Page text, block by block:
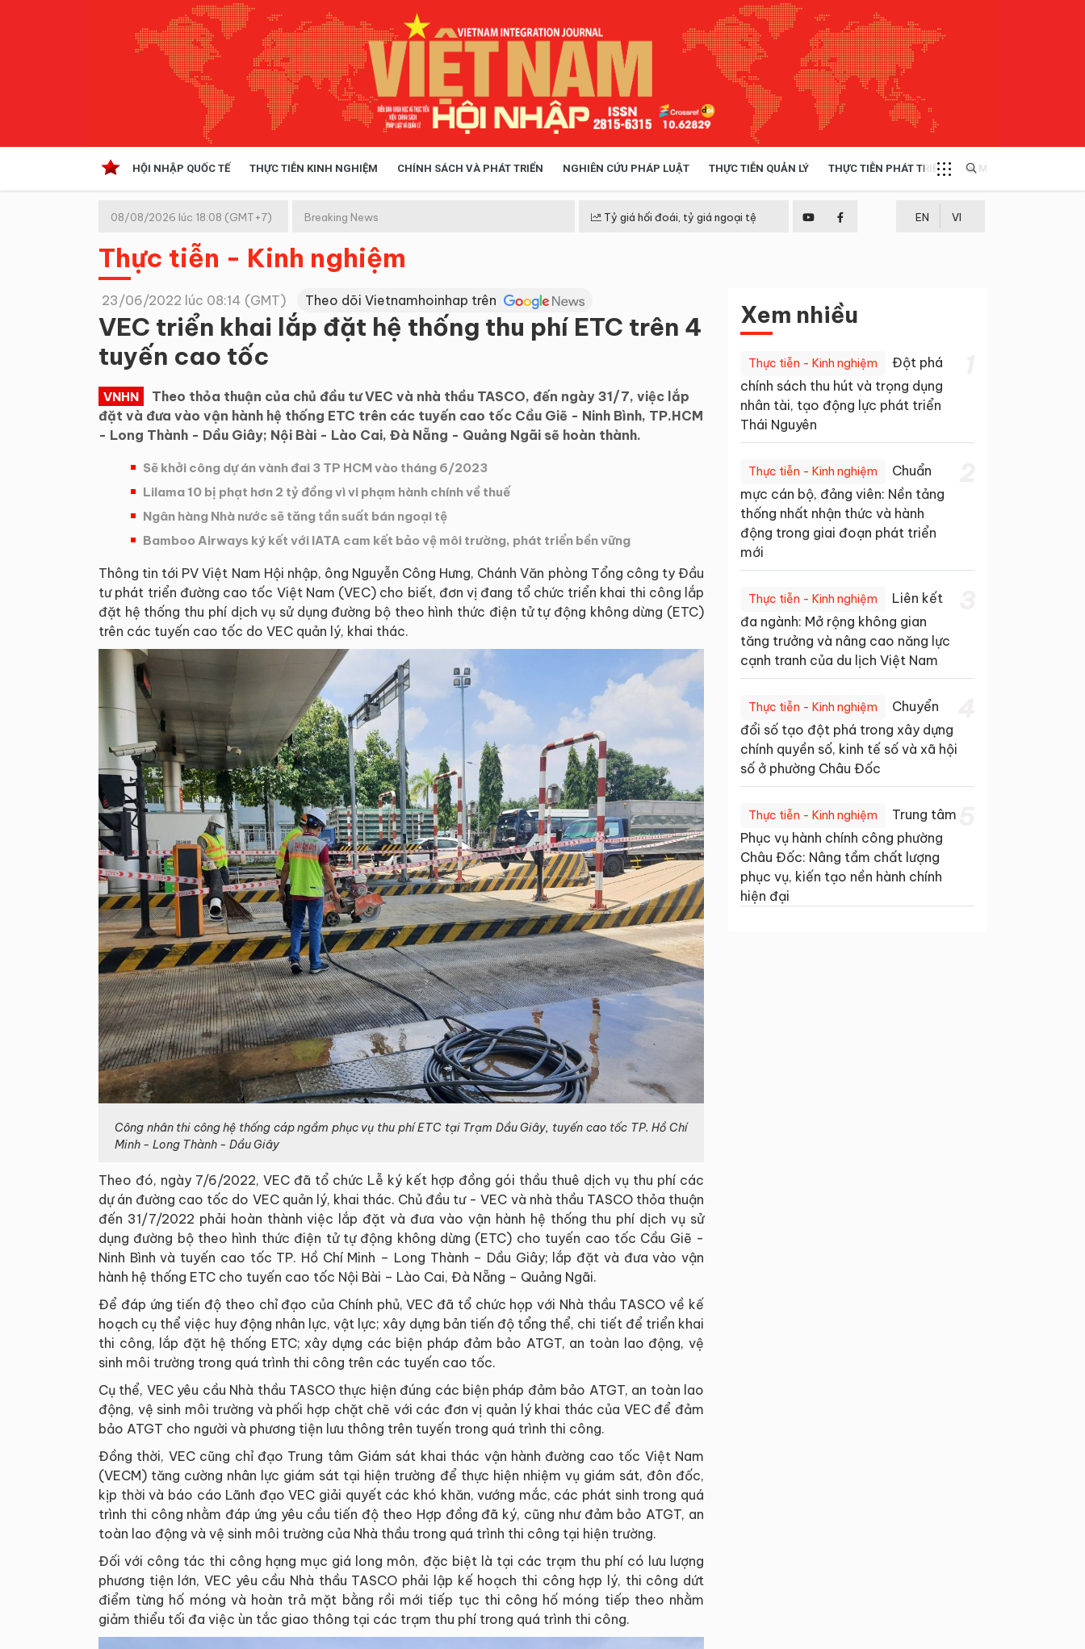
HỘI NHẬP QUỐC TẾ THỰC TIỄN KINH NGHIỆM CHÍNH SÁCH VÀ PHÁT TRIỂN NGHIÊN CỨU PHÁP LUẬT THỰC TIỄN QUẢN LÝ THỰC TIỄN PHÁT TRIỂN MULTIMEDIA
Kinh tế hội nhập
Doanh nghiệp
08/08/2026 lúc 18:08 (GMT+7) Breaking News Tỷ giá hối đoái, tỷ giá ngoại tệ EN VI
Thực tiễn - Kinh nghiệm
23/06/2022 lúc 08:14 (GMT) Theo dõi Vietnamhoinhap trên
VEC triển khai lắp đặt hệ thống thu phí ETC trên 4
tuyến cao tốc
VNHN
Theo thỏa thuận của chủ đầu tư VEC và nhà thầu TASCO, đến ngày 31/7, việc lắp
đặt và đưa vào vận hành hệ thống ETC trên các tuyến cao tốc Cầu Giẽ - Ninh Bình, TP.HCM
- Long Thành - Dầu Giây; Nội Bài - Lào Cai, Đà Nẵng - Quảng Ngãi sẽ hoàn thành.
Sẽ khởi công dự án vành đai 3 TP HCM vào tháng 6/2023
Lilama 10 bị phạt hơn 2 tỷ đồng vì vi phạm hành chính về thuế
Ngân hàng Nhà nước sẽ tăng tần suất bán ngoại tệ
Bamboo Airways ký kết với IATA cam kết bảo vệ môi trường, phát triển bền vững
Thông tin tới PV Việt Nam Hội nhập, ông Nguyễn Công Hưng, Chánh Văn phòng Tổng công ty Đầu
tư phát triển đường cao tốc Việt Nam (VEC) cho biết, đơn vị đang tổ chức triển khai thi công lắp
đặt hệ thống thu phí dịch vụ sử dụng đường bộ theo hình thức điện tử tự động không dừng (ETC)
trên các tuyến cao tốc do VEC quản lý, khai thác.
Công nhân thi công hệ thống cáp ngầm phục vụ thu phí ETC tại Trạm Dầu Giây, tuyến cao tốc TP. Hồ Chí
Minh - Long Thành - Dầu Giây
Theo đó, ngày 7/6/2022, VEC đã tổ chức Lễ ký kết hợp đồng gói thầu thuê dịch vụ thu phí các
dự án đường cao tốc do VEC quản lý, khai thác. Chủ đầu tư - VEC và nhà thầu TASCO thỏa thuận
đến 31/7/2022 phải hoàn thành việc lắp đặt và đưa vào vận hành hệ thống thu phí dịch vụ sử
dụng đường bộ theo hình thức điện tử tự động không dừng (ETC) cho tuyến cao tốc Cầu Giẽ -
Ninh Bình và tuyến cao tốc TP. Hồ Chí Minh – Long Thành – Dầu Giây; lắp đặt và đưa vào vận
hành hệ thống ETC cho tuyến cao tốc Nội Bài – Lào Cai, Đà Nẵng – Quảng Ngãi.
Để đáp ứng tiến độ theo chỉ đạo của Chính phủ, VEC đã tổ chức họp với Nhà thầu TASCO về kế
hoạch cụ thể việc huy động nhân lực, vật lực; xây dựng bản tiến độ tổng thể, chi tiết để triển khai
thi công, lắp đặt hệ thống ETC; xây dựng các biện pháp đảm bảo ATGT, an toàn lao động, vệ
sinh môi trường trong quá trình thi công trên các tuyến cao tốc.
Cụ thể, VEC yêu cầu Nhà thầu TASCO thực hiện đúng các biện pháp đảm bảo ATGT, an toàn lao
động, vệ sinh môi trường và phối hợp chặt chẽ với các đơn vị quản lý khai thác của VEC để đảm
bảo ATGT cho người và phương tiện lưu thông trên tuyến trong quá trình thi công.
Đồng thời, VEC cũng chỉ đạo Trung tâm Giám sát khai thác vận hành đường cao tốc Việt Nam
(VECM) tăng cường nhân lực giám sát tại hiện trường để thực hiện nhiệm vụ giám sát, đôn đốc,
kịp thời và báo cáo Lãnh đạo VEC giải quyết các khó khăn, vướng mắc, các phát sinh trong quá
trình thi công nhằm đáp ứng yêu cầu tiến độ theo Hợp đồng đã ký, cũng như đảm bảo ATGT, an
toàn lao động và vệ sinh môi trường của Nhà thầu trong quá trình thi công tại hiện trường.
Đối với công tác thi công hạng mục giá long môn, đặc biệt là tại các trạm thu phí có lưu lượng
phương tiện lớn, VEC yêu cầu Nhà thầu TASCO phải lập kế hoạch thi công hợp lý, thi công dứt
điểm từng hố móng và hoàn trả mặt bằng rồi mới tiếp tục thi công hố móng tiếp theo nhằm
giảm thiểu tối đa việc ùn tắc giao thông tại các trạm thu phí trong quá trình thi công.
Xem nhiều
Thực tiễn - Kinh nghiệm
Đột phá
chính sách thu hút và trọng dụng
nhân tài, tạo động lực phát triển
Thái Nguyên
Thực tiễn - Kinh nghiệm
Chuẩn
mực cán bộ, đảng viên: Nền tảng
thống nhất nhận thức và hành
động trong giai đoạn phát triển
mới
Thực tiễn - Kinh nghiệm
Liên kết
đa ngành: Mở rộng không gian
tăng trưởng và nâng cao năng lực
cạnh tranh của du lịch Việt Nam
Thực tiễn - Kinh nghiệm
Chuyển
đổi số tạo đột phá trong xây dựng
chính quyền số, kinh tế số và xã hội
số ở phường Châu Đốc
Thực tiễn - Kinh nghiệm
Trung tâm
Phục vụ hành chính công phường
Châu Đốc: Nâng tầm chất lượng
phục vụ, kiến tạo nền hành chính
hiện đại